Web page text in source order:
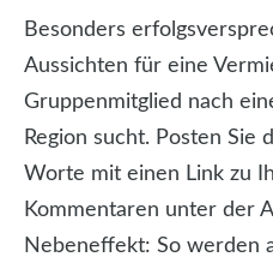
Besonders
Aussichten für eine
Gruppenmitglied nach
Region sucht. Posten Sie
Worte mit einen Link zu
Kommentaren unter der
Nebeneffekt: So werden